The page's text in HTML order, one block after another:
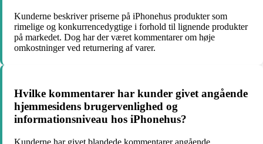
Kunderne beskriver priserne på iPhonehus produkter som
rimelige og konkurrencedygtige i forhold til lignende produkter
på markedet. Dog har der været kommentarer om høje
omkostninger ved returnering af varer.
Hvilke kommentarer har kunder givet angående
hjemmesidens brugervenlighed og
informationsniveau hos iPhonehus?
Kunderne har givet blandede kommentarer angående